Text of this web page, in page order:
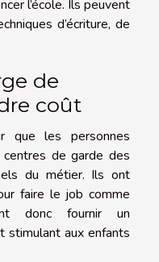
l’école. Ils peuvent
d’écriture, de
de
coût
que les personnes
de garde des
du métier. Ils ont
faire le job comme
donc fournir un
stimulant aux enfants